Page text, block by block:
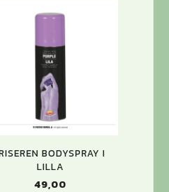
BODYSPRAY I
LILLA
49,00